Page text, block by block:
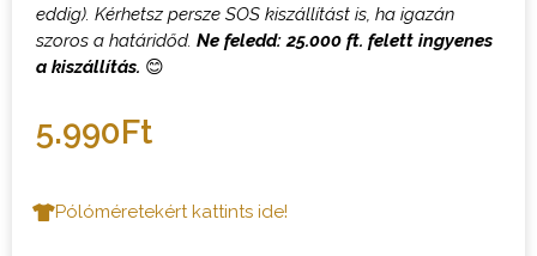
eddig). Kérhetsz persze SOS kiszállítást is, ha igazán
szoros a határidőd. Ne feledd: 25.000 ft. felett ingyenes
a kiszállítás. 😊
5.990Ft
Pólóméretekért kattints ide!